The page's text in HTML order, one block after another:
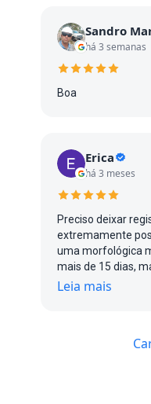
Sandro
há 3 semanas
Boa
Erica
há 3 meses
Preciso deixar
extremamente
uma morfológica
mais de 15 dias,
do exame, me
clínicas tentando
Leia mais